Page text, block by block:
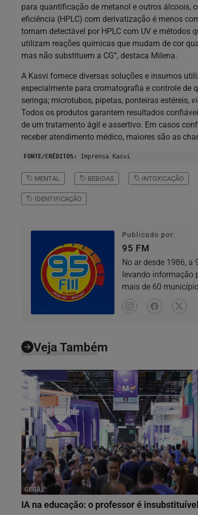
para quantificação de metanol e outros álcoois,
eficiência (HPLC) com derivatização é menos
tornam detectável por HPLC com UV e
utilizam reações químicas que mudam de cor
mas não substituem a CG”, destaca Milena.
A Kasvi fornece diversas soluções e insumos
especialmente para cromatografia e controle de
seringa; microtubos, pipetas, ponteiras estéreis,
Todos os produtos garantem resultados
de um tratamento ágil e assertivo. Em casos
receber atendimento médico, maiores são as
FONTE/CRÉDITOS: Imprensa Kasvi
MENTAL BEBIDAS INTOXICAÇÃO
IDENTIFICAÇÃO
Publicado por:
95 FM
No ar desde 1986, a
levando informação
mais de 60
Veja Também
GERAL
IA na educação: o professor é insubstituível